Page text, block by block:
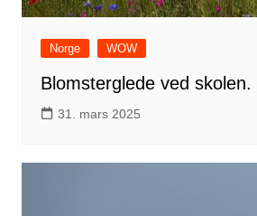
Norge WOW
Blomsterglede ved skolen.
31. mars 2025